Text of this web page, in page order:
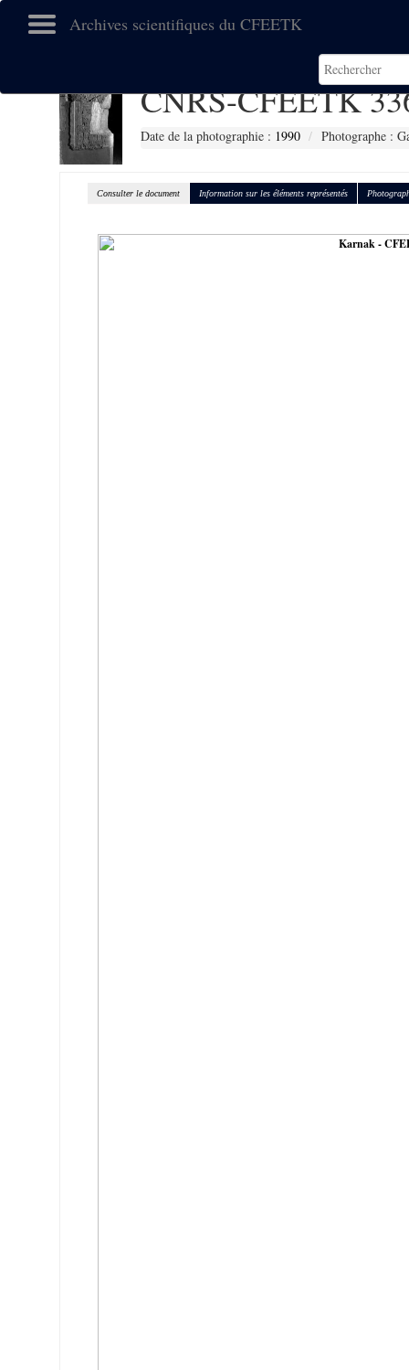
Archives scientifiques du CFEETK
CNRS-CFEETK
Date de la photographie : 1990 Photographe :
Consulter le document Information sur les éléments représentés